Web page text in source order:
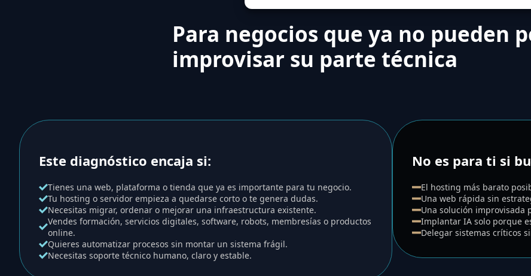
Para negocios que ya no pueden
improvisar su parte técnica
Este diagnóstico encaja si:
Tienes una web, plataforma o tienda que ya es importante para tu negocio.
Tu hosting o servidor empieza a quedarse corto o te genera dudas.
Necesitas migrar, ordenar o mejorar una infraestructura existente.
Vendes formación, servicios digitales, software, robots, membresías o productos
online.
Quieres automatizar procesos sin montar un sistema frágil.
Necesitas soporte técnico humano, claro y estable.
No es para ti si
El hosting más barato
Una web rápida sin
Una solución improvisada
Implantar IA solo porque
Delegar sistemas críticos